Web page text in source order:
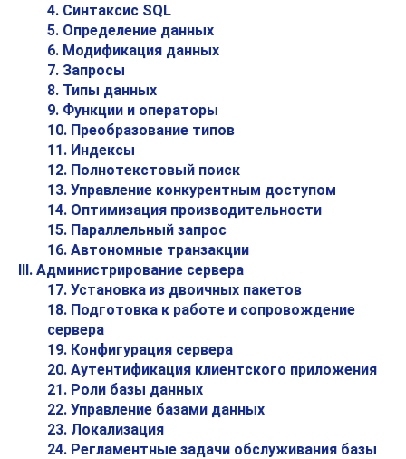
4. Синтаксис SQL
5. Определение данных
6. Модификация данных
7. Запросы
8. Типы данных
9. Функции и операторы
10. Преобразование типов
11. Индексы
12. Полнотекстовый поиск
13. Управление конкурентным доступом
14. Оптимизация производительности
15. Параллельный запрос
16. Автономные транзакции
III. Администрирование сервера
17. Установка из двоичных пакетов
18. Подготовка к работе и сопровождение
сервера
19. Конфигурация сервера
20. Аутентификация клиентского приложения
21. Роли базы данных
22. Управление базами данных
23. Локализация
24. Регламентные задачи обслуживания базы